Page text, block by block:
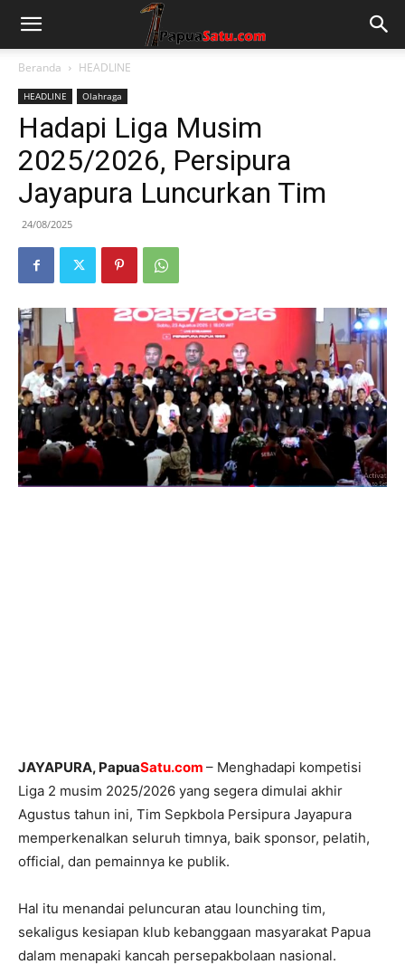
Beranda HEADLINE
HEADLINE Olahraga
Hadapi Liga Musim
2025/2026, Persipura
Jayapura Luncurkan Tim
24/08/2025
JAYAPURA, PapuaSatu.com – Menghadapi kompetisi
Liga 2 musim 2025/2026 yang segera dimulai akhir
Agustus tahun ini, Tim Sepkbola Persipura Jayapura
memperkenalkan seluruh timnya, baik sponsor, pelatih,
official, dan pemainnya ke publik.
Hal itu menandai peluncuran atau lounching tim,
sekaligus kesiapan klub kebanggaan masyarakat Papua
dalam menapaki kancah persepakbolaan nasional.